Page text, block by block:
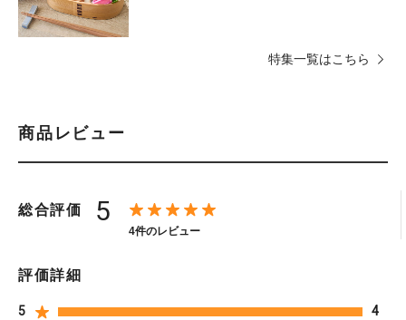
特集一覧はこちら
商品レビュー
総合評価 5
4件のレビュー
評価詳細
5
4